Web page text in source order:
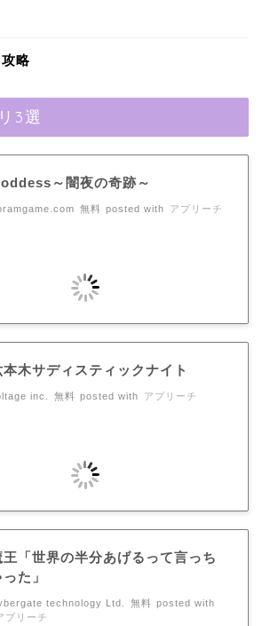
略
3選
～闇夜の奇跡～
無料 posted with アプリーチ
本木サディスティックナイト
inc. 無料 posted with アプリーチ
王「世界の半分あげるって言っち
った」
technology Ltd. 無料 posted with
プリーチ